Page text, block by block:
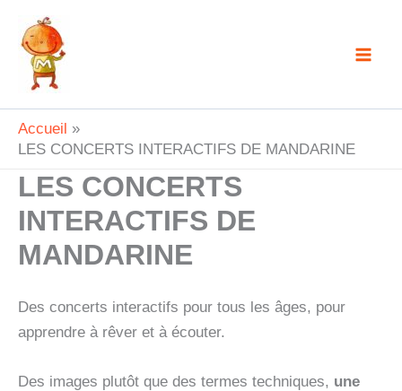
contenu
Accueil
LES CONCERTS INTERACTIFS DE MANDARINE
LES CONCERTS
INTERACTIFS DE
MANDARINE
Des concerts interactifs pour tous les âges, pour
apprendre à rêver et à écouter.
Des images plutôt que des termes techniques, une